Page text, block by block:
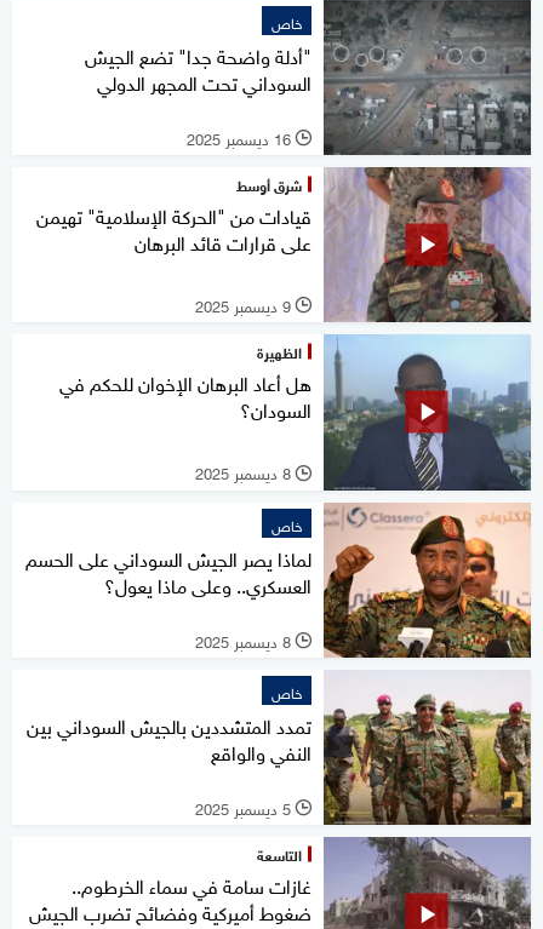
خاص
"أدلة واضحة جدا" تضع الجيش
السوداني تحت المجهر الدولي
l 16 ديسمبر 2025
شرق أوسط
قيادات من "الحركة الإسلامية" تهيمن
على قرارات قائد البرهان
l 9 ديسمبر 2025
الظهيرة
هل أعاد البرهان الإخوان للحكم في
السودان؟
l 8 ديسمبر 2025
خاص
لماذا يصر الجيش السوداني على الحسم
العسكري.. وعلى ماذا يعول؟
l 8 ديسمبر 2025
خاص
تمدد المتشددين بالجيش السوداني بين
النفي والواقع
l 5 ديسمبر 2025
التاسعة
غازات سامة في سماء الخرطوم..
ضغوط أميركية وفضائح تضرب الجيش